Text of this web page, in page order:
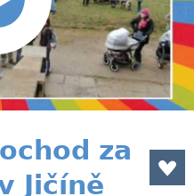
za
Jičíně